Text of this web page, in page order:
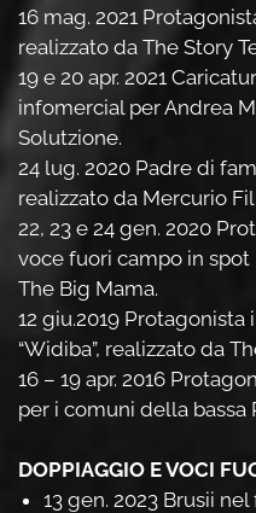
16 mag. 2021
realizzato da The Story
19 e 20 apr. 2021
infomercial per Andrea
Solutzione.
24 lug. 2020 Padre di
realizzato da Mercurio
22, 23 e 24 gen. 2020
voce fuori campo in spot
The Big Mama.
12 giu.2019
“Widiba”, realizzato da
16 – 19 apr. 2016
per i comuni della bassa
DOPPIAGGIO E VOCI
13 gen. 2023 Brusii